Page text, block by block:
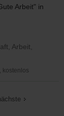
Arbeit" in
Arbeit,
kostenlos